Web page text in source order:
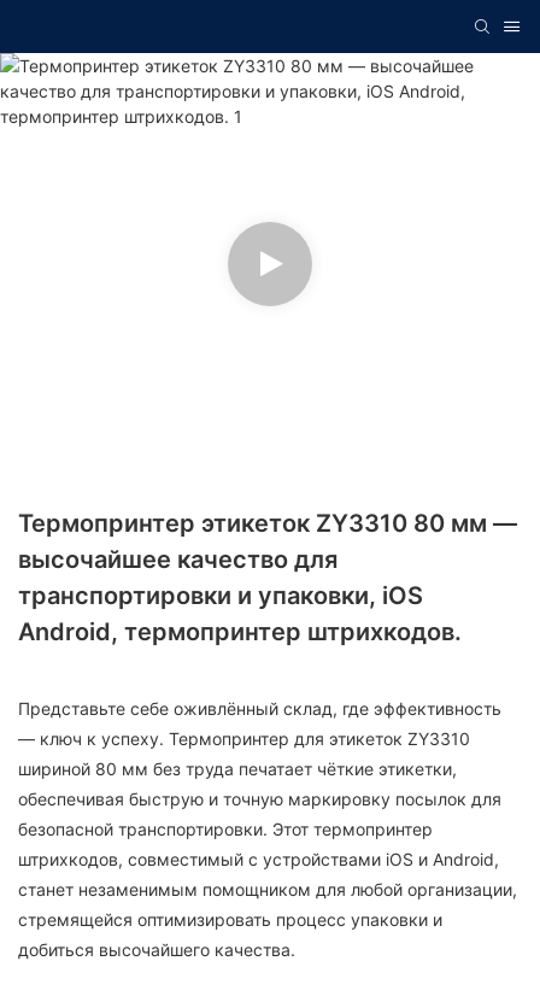
Термопринтер этикеток ZY3310 80 мм —
высочайшее качество для
транспортировки и упаковки, iOS
Android, термопринтер штрихкодов.
Представьте себе оживлённый склад, где эффективность
— ключ к успеху. Термопринтер для этикеток ZY3310
шириной 80 мм без труда печатает чёткие этикетки,
обеспечивая быструю и точную маркировку посылок для
безопасной транспортировки. Этот термопринтер
штрихкодов, совместимый с устройствами iOS и Android,
станет незаменимым помощником для любой организации,
стремящейся оптимизировать процесс упаковки и
добиться высочайшего качества.